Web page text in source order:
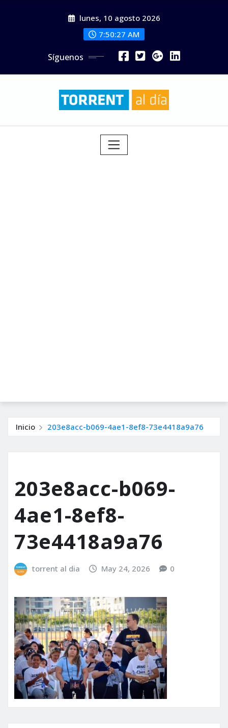
lunes, 10 agosto 2026
7:50:29 AM
Síguenos
Inicio 203e8acc-b069-4ae1-8ef8-73e4418a9a76
203e8acc-b069-
4ae1-8ef8-
73e4418a9a76
torrent al dia May 24, 2026 0